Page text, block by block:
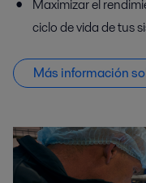
Maximizar el
ciclo de vida de tus
Más información